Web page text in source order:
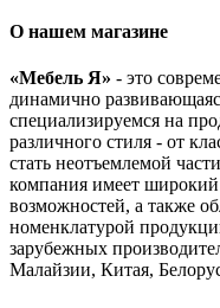
О нашем магазине
«Мебель Я» - это
динамично
специализируемся на
различного стиля - от
стать неотъемлемой
компания имеет
возможностей, а также
номенклатурой
зарубежных
Малайзии, Китая,